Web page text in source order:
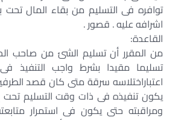
توافره فى التسليم من بقاء المال تحت
اشرافه عليه . قصور .
القاعدة:
من المقرر أن تسليم الشئ من صاحب
تسليما مقيدا بشرط واجب التنفيذ
اعتباراختلاسه سرقة متى كان قصد
يكون تنفيذه فى ذات وقت التسليم
ومراقبته حتى يكون فى استمرار